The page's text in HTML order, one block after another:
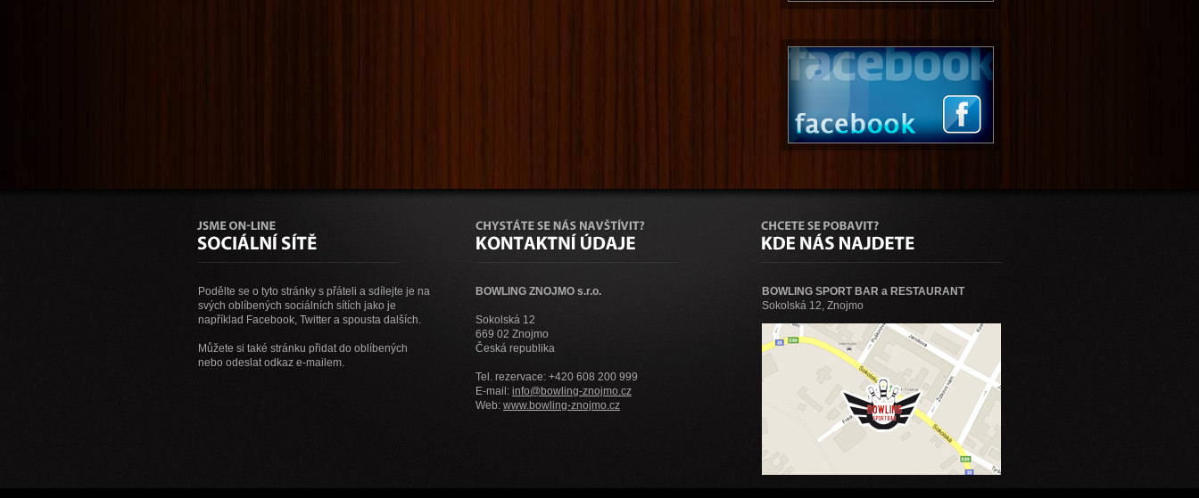
Podělte se o tyto stránky s přáteli a sdílejte je na
svých oblíbených sociálních sítích jako je
například Facebook, Twitter a spousta dalších.
Můžete si také stránku přidat do oblíbených
nebo odeslat odkaz e-mailem.
BOWLING ZNOJMO s.r.o.
Sokolská 12
669 02 Znojmo
Česká republika
Tel. rezervace: +420 608 200 999
E-mail: info@bowling-znojmo.cz
Web: www.bowling-znojmo.cz
BOWLING SPORT BAR a RESTAURANT
Sokolská 12, Znojmo